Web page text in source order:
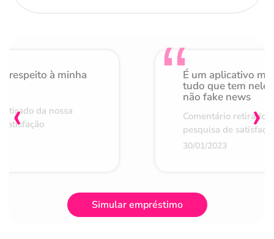
respeito à minha
da nossa
É um aplicativo
tudo que tem nele
não fake news
Comentário retirado
pesquisa de
30/01/2023
‹ ›
Simular empréstimo